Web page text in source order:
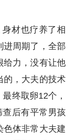
材也疗养了相
进周期了，全部
给力，没有让他
的，大夫的技术
终取卵12个，
查后有平常男孩
色体非常大夫建